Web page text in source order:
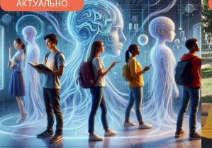
АКТУАЛЬНО